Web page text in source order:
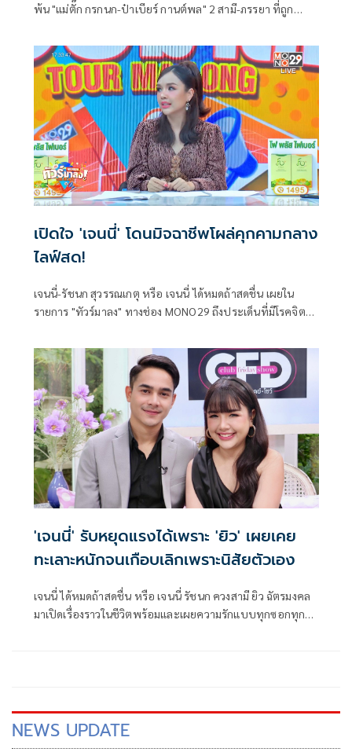
พ้น "แม่ตั๊ก กรกนก-ป๋าเบียร์ กานต์พล" 2 สามี-ภรรยา ที่ถูก
ทองคำบางรายการต่ำกว่ามาตรฐาน มีทองคำอยู่เพียง 71.38%
เท่านั้น แถมยังมีรายชื่อเหล่าดารา-คนดังที่เคยร่วมรีวิวสินค้าของ
ทั้งคู่ออกมายาวเป็นหางว่าว
เปิดใจ 'เจนนี่' โดนมิจฉาชีพโผล่คุกคามกลาง
ไลฟ์สด!
เจนนี่-รัชนก สุวรรณเกตุ หรือ เจนนี่ ได้หมดถ้าสดชื่น เผยใน
รายการ "ทัวร์มาลง" ทางช่อง MONO29 ถึงประเด็นที่มีโรคจิตมา
หาว่าสร้างกระแส
'เจนนี่' รับหยุดแรงได้เพราะ 'ยิว' เผยเคย
ทะเลาะหนักจนเกือบเลิกเพราะนิสัยตัวเอง
เจนนี่ ได้หมดถ้าสดชื่น หรือ เจนนี่ รัชนก ควงสามี ยิว ฉัตรมงคล
มาเปิดเรื่องราวในชีวิตพร้อมและเผยความรักแบบทุกซอกทุกมุม
NEWS UPDATE